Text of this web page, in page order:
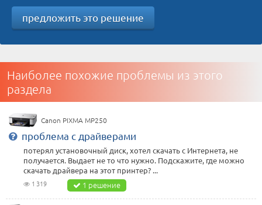
предложить это решение
Наиболее похожие проблемы из этого
раздела
Canon PIXMA MP250
проблема с драйверами
потерял установочный диск, хотел скачать с Интернета, не
получается. Выдает не то что нужно. Подскажите, где можно
скачать драйвера на этот принтер? ...
1 319 1 решение